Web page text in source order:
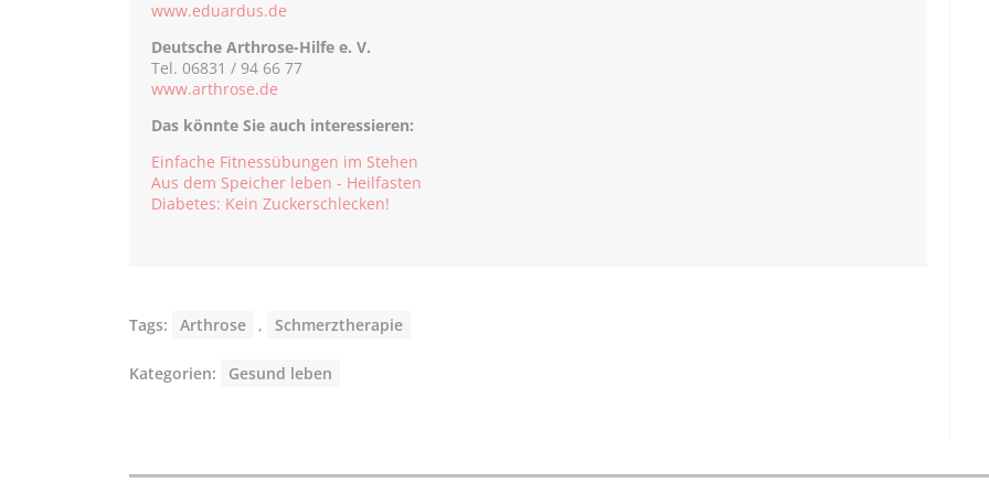
www.eduardus.de
Deutsche Arthrose-Hilfe e. V.
Tel. 06831 / 94 66 77
www.arthrose.de
Das könnte Sie auch interessieren:
Einfache Fitnessübungen im Stehen
Aus dem Speicher leben - Heilfasten
Diabetes: Kein Zuckerschlecken!
Tags: Arthrose , Schmerztherapie
Kategorien: Gesund leben